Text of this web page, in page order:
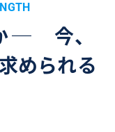
─
今、
められる